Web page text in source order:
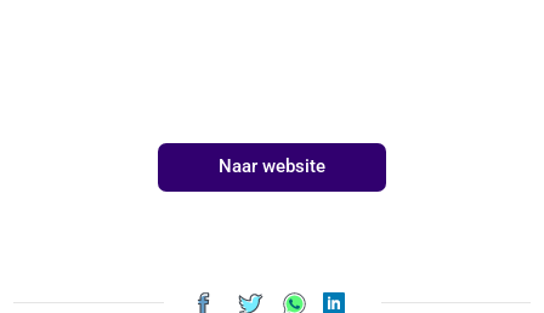
Naar website